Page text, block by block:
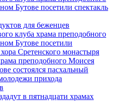
Бутове посетили спектакль
для беженцев
клуба храма преподобного
Бутове посетили
Сретенского монастыря
преподобного Моисея
состоялся пасхальный
прихода
в пятнадцати храмах